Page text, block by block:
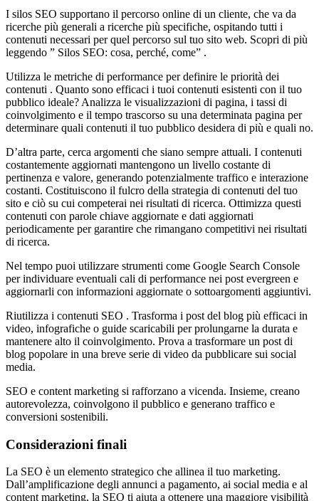
I silos SEO supportano il percorso online di un cliente, che va da
ricerche più generali a ricerche più specifiche, ospitando tutti i
contenuti necessari per quel percorso sul tuo sito web. Scopri di più
leggendo ” Silos SEO: cosa, perché, come” .
Utilizza le metriche di performance per definire le priorità dei
contenuti . Quanto sono efficaci i tuoi contenuti esistenti con il tuo
pubblico ideale? Analizza le visualizzazioni di pagina, i tassi di
coinvolgimento e il tempo trascorso su una determinata pagina per
determinare quali contenuti il ​​tuo pubblico desidera di più e quali no.
D’altra parte, cerca argomenti che siano sempre attuali. I contenuti
costantemente aggiornati mantengono un livello costante di
pertinenza e valore, generando potenzialmente traffico e interazione
costanti. Costituiscono il fulcro della strategia di contenuti del tuo
sito e ciò su cui competerai nei risultati di ricerca. Ottimizza questi
contenuti con parole chiave aggiornate e dati aggiornati
periodicamente per garantire che rimangano competitivi nei risultati
di ricerca.
Nel tempo puoi utilizzare strumenti come Google Search Console
per individuare eventuali cali di performance nei post evergreen e
aggiornarli con informazioni aggiornate o sottoargomenti aggiuntivi.
Riutilizza i contenuti SEO . Trasforma i post del blog più efficaci in
video, infografiche o guide scaricabili per prolungarne la durata e
mantenere alto il coinvolgimento. Prova a trasformare un post di
blog popolare in una breve serie di video da pubblicare sui social
media.
SEO e content marketing si rafforzano a vicenda. Insieme, creano
autorevolezza, coinvolgono il pubblico e generano traffico e
conversioni sostenibili.
Considerazioni finali
La SEO è un elemento strategico che allinea il tuo marketing.
Dall’amplificazione degli annunci a pagamento, ai social media e al
content marketing, la SEO ti aiuta a ottenere una maggiore visibilità